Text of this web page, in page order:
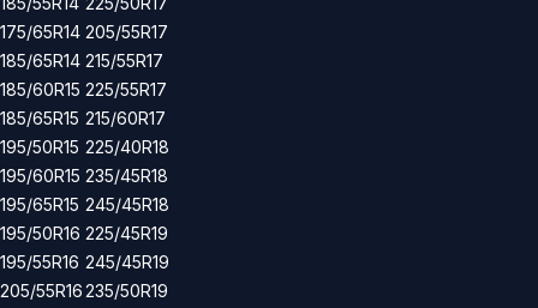
175/65R14
185/65R14
185/60R15
185/65R15
195/50R15
195/60R15
195/65R15
195/50R16
195/55R16
205/55R16
205/55R17
215/55R17
225/55R17
215/60R17
225/40R18
235/45R18
245/45R18
225/45R19
245/45R19
235/50R19